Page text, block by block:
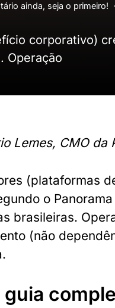
ainda, seja o primeiro!
corporativo)
Operação
Lemes, CMO
(plataformas
o
brasileiras.
(não
guia